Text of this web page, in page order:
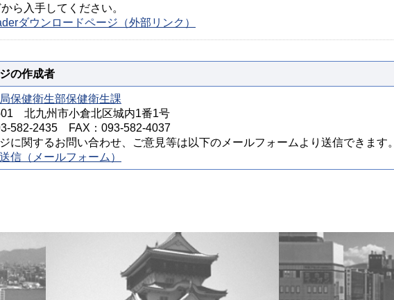
ら入手してください。
ダウンロードページ（外部リンク）
の作成者
保健衛生部保健衛生課
北九州市小倉北区城内1番1号
582-2435 FAX：093-582-4037
に関するお問い合わせ、ご意見等は以下のメールフォームより送信できます。
信（メールフォーム）